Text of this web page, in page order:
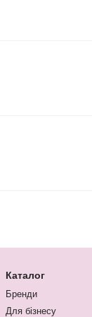
Каталог
Бренди
Для бізнесу